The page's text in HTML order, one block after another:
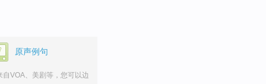
原声例句
自VOA、美剧等，您可以边